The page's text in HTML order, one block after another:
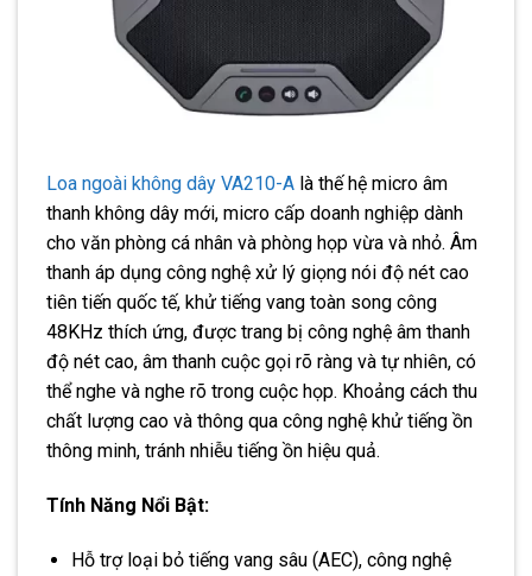
Loa ngoài không dây VA210-A là thế hệ micro âm
thanh không dây mới, micro cấp doanh nghiệp dành
cho văn phòng cá nhân và phòng họp vừa và nhỏ. Âm
thanh áp dụng công nghệ xử lý giọng nói độ nét cao
tiên tiến quốc tế, khử tiếng vang toàn song công
48KHz thích ứng, được trang bị công nghệ âm thanh
độ nét cao, âm thanh cuộc gọi rõ ràng và tự nhiên, có
thể nghe và nghe rõ trong cuộc họp. Khoảng cách thu
chất lượng cao và thông qua công nghệ khử tiếng ồn
thông minh, tránh nhiễu tiếng ồn hiệu quả.
Tính Năng Nổi Bật:
Hỗ trợ loại bỏ tiếng vang sâu (AEC), công nghệ